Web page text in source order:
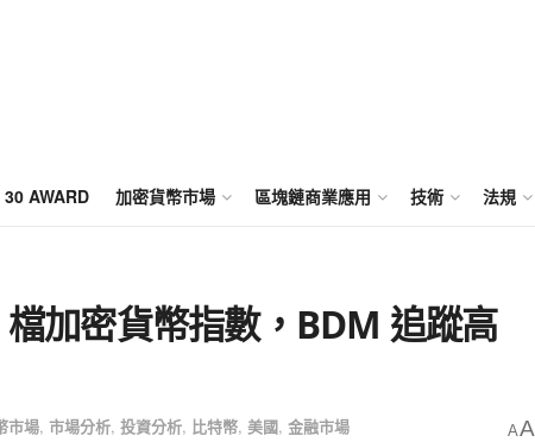
AWARD 加密貨幣市場 區塊鏈商業應用 技術 法規
加密貨幣指數，BDM 追蹤高
市場, 市場分析, 投資分析, 比特幣, 美國, 金融市場 AA